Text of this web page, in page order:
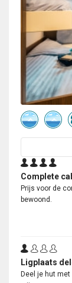
Complete
Prijs voor de
bewoond.
Ligplaats
Deel je hut